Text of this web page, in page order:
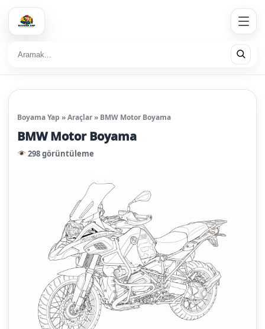
Boyama Yap »Araçlar» BMW Motor Boyama
BMW Motor Boyama
298 görüntüleme